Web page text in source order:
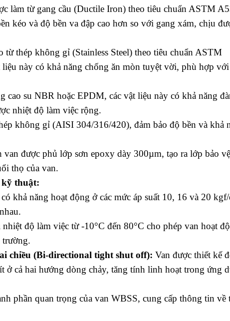
làm từ gang cầu (Ductile Iron) theo tiêu chuẩn ASTM
kéo và độ bền va đập cao hơn so với gang xám, chịu
từ thép không gỉ (Stainless Steel) theo tiêu chuẩn ASTM
này có khả năng chống ăn mòn tuyệt vời, phù hợp
cao su NBR hoặc EPDM, các vật liệu này có khả năng
nhiệt độ làm việc rộng.
không gỉ (AISI 304/316/420), đảm bảo độ bền và khả
van được phủ lớp sơn epoxy dày 300µm, tạo ra lớp bảo
thọ của van.
kỹ thuật:
khả năng hoạt động ở các mức áp suất 10, 16 và 20
nhiệt độ làm việc từ -10°C đến 80°C cho phép van hoạt
trường.
chiều (Bi-directional tight shut off): Van được thiết kế
ở cả hai hướng dòng chảy, tăng tính linh hoạt trong ứng
phần quan trọng của van WBSS, cung cấp thông tin về